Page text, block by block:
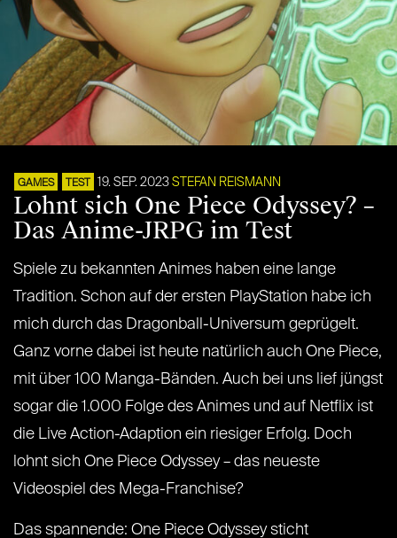
GAMES TEST 19. SEP. 2023 STEFAN REISMANN
Lohnt sich One Piece Odyssey? –
Das Anime-JRPG im Test
Spiele zu bekannten Animes haben eine lange
Tradition. Schon auf der ersten PlayStation habe ich
mich durch das Dragonball-Universum geprügelt.
Ganz vorne dabei ist heute natürlich auch One Piece,
mit über 100 Manga-Bänden. Auch bei uns lief jüngst
sogar die 1.000 Folge des Animes und auf Netflix ist
die Live Action-Adaption ein riesiger Erfolg. Doch
lohnt sich One Piece Odyssey – das neueste
Videospiel des Mega-Franchise?
Das spannende: One Piece Odyssey sticht